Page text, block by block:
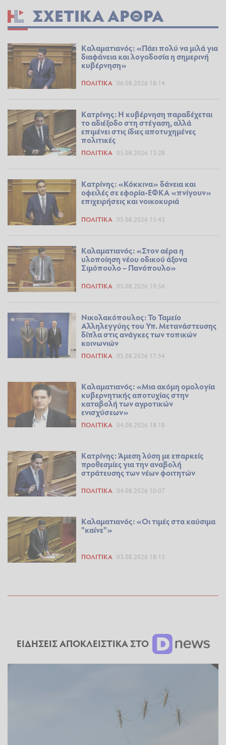
ΣΧΕΤΙΚΆ ΆΡΘΡΑ
Καλαματιανός: «Πάει πολύ να μιλά για
διαφάνεια και λογοδοσία η σημερινή
κυβέρνηση»
ΠΟΛΙΤΙΚΆ 06.08.2026 18:14
Κατρίνης: Η κυβέρνηση παραδέχεται
το αδιέξοδο στη στέγαση, αλλά
επιμένει στις ίδιες αποτυχημένες
πολιτικές
ΠΟΛΙΤΙΚΆ 05.08.2026 13:28
Κατρίνης: «Κόκκινα» δάνεια και
οφειλές σε εφορία-ΕΦΚΑ «πνίγουν»
επιχειρήσεις και νοικοκυριά
ΠΟΛΙΤΙΚΆ 05.08.2026 15:43
Καλαματιανός: «Στον αέρα η
υλοποίηση νέου οδικού άξονα
Σιμόπουλο – Πανόπουλο»
ΠΟΛΙΤΙΚΆ 05.08.2026 19:56
Νικολακόπουλος: Το Ταμείο
Αλληλεγγύης του Υπ. Μετανάστευσης
δίπλα στις ανάγκες των τοπικών
κοινωνιών
ΠΟΛΙΤΙΚΆ 05.08.2026 17:54
Καλαματιανός: «Μια ακόμη ομολογία
κυβερνητικής αποτυχίας στην
καταβολή των αγροτικών
ενισχύσεων»
ΠΟΛΙΤΙΚΆ 04.08.2026 18:18
Κατρίνης: Άμεση λύση με επαρκείς
προθεσμίες για την αναβολή
στράτευσης των νέων φοιτητών
ΠΟΛΙΤΙΚΆ 04.08.2026 10:07
Καλαματιανός: «Οι τιμές στα καύσιμα
"καίνε"»
ΠΟΛΙΤΙΚΆ 03.08.2026 18:13
ΕΙΔΗΣΕΙΣ ΑΠΟΚΛΕΙΣΤΙΚΑ ΣΤΟ